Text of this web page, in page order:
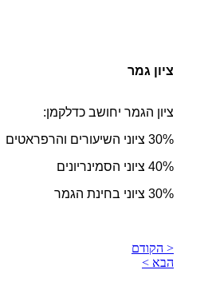
ציון גמר
ציון הגמר יחושב כדלקמן:
30% ציוני השיעורים והרפראטים
40% ציוני הסמינריונים
30% ציוני בחינת הגמר
< הקודם
הבא >